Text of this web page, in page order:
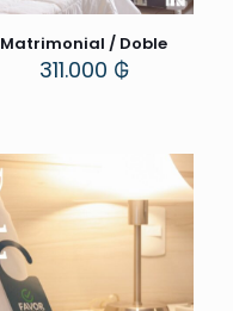
Matrimonial / Doble
311.000 ₲